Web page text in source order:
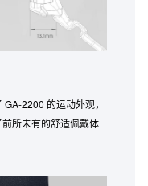
2200 的运动外观，
所未有的舒适佩戴体